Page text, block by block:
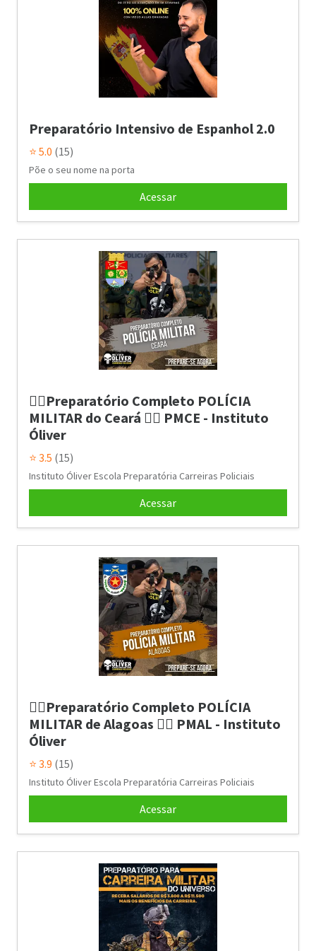
Preparatório Intensivo de Espanhol 2.0
⭐ 5.0 (15)
Põe o seu nome na porta
Acessar
👮‍♂️Preparatório Completo POLÍCIA
MILITAR do Ceará 👮‍♂️ PMCE - Instituto
Óliver
⭐ 3.5 (15)
Instituto Óliver Escola Preparatória Carreiras Policiais
Acessar
👮‍♂️Preparatório Completo POLÍCIA
MILITAR de Alagoas 👮‍♂️ PMAL - Instituto
Óliver
⭐ 3.9 (15)
Instituto Óliver Escola Preparatória Carreiras Policiais
Acessar